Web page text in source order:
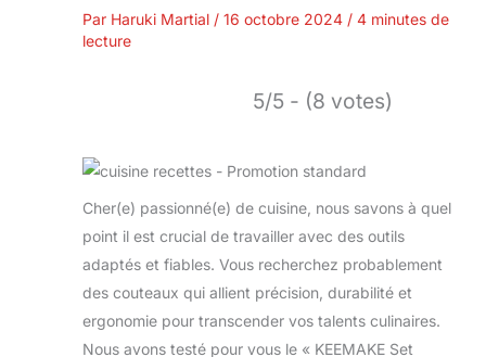
Par Haruki Martial / 16 octobre 2024 / 4 minutes de
lecture
5/5 - (8 votes)
Cher(e) passionné(e) de cuisine, nous savons à quel
point il est crucial de travailler avec des outils
adaptés et fiables. Vous recherchez probablement
des couteaux qui allient précision, durabilité et
ergonomie pour transcender vos talents culinaires.
Nous avons testé pour vous le « KEEMAKE Set